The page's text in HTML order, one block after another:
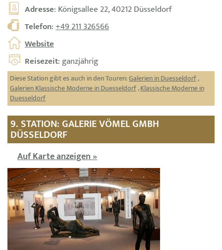
Adresse: Königsallee 22, 40212 Düsseldorf
Telefon:+49 211 326566
Website
Reisezeit: ganzjährig
Diese Station gibt es auch in den Touren:Galerien in Duesseldorf,
Galerien Klassische Moderne in Duesseldorf,Klassische Moderne in
Duesseldorf
9. STATION: GALERIE VÖMEL GMBH
DÜSSELDORF
Auf Karte anzeigen »